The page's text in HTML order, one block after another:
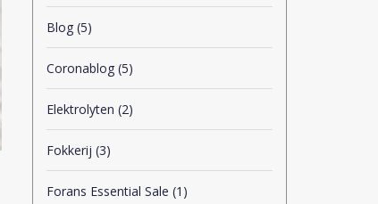
Blog (5)
Coronablog (5)
Elektrolyten (2)
Fokkerij (3)
Forans Essential Sale (1)